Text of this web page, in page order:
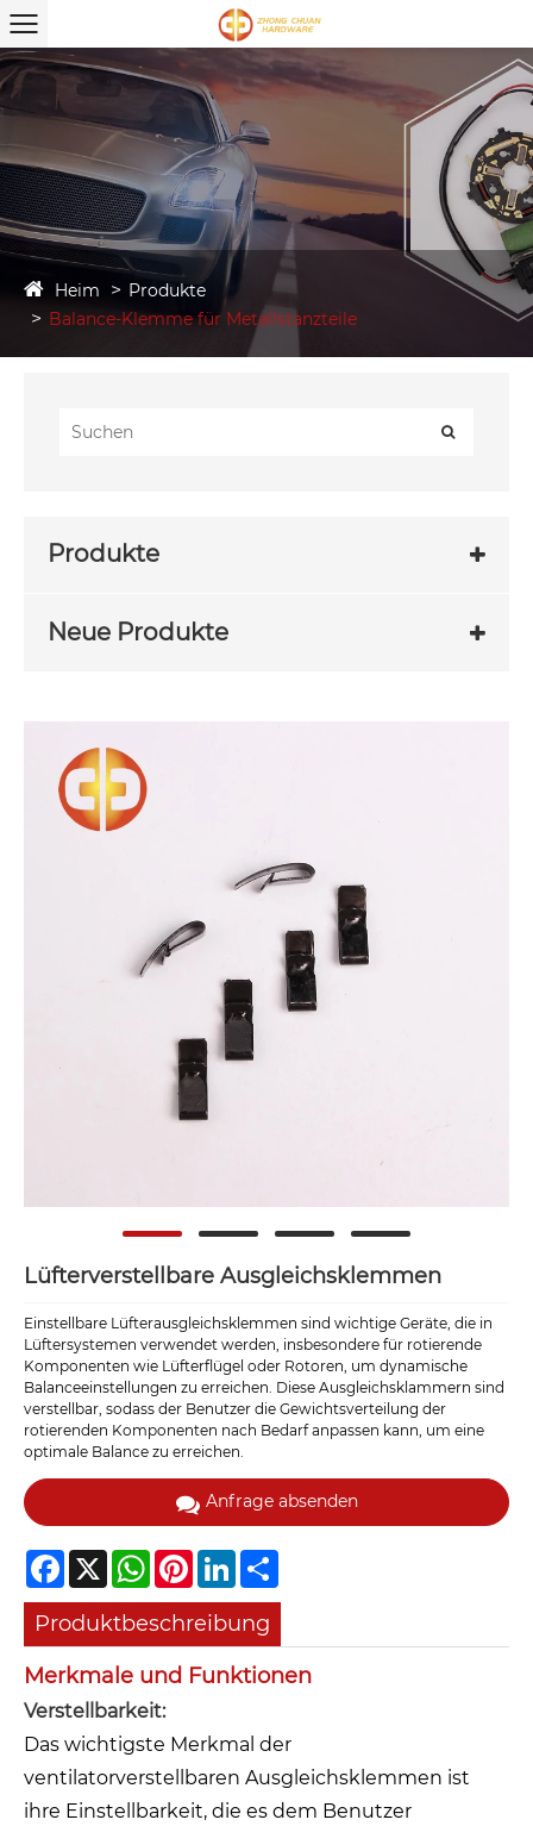
Heim
Produkte
Balance-Klemme für Metallstanzteile
Produkte
Neue Produkte
Lüfterverstellbare Ausgleichsklemmen
Einstellbare Lüfterausgleichsklemmen sind wichtige Geräte, die in
Lüftersystemen verwendet werden, insbesondere für rotierende
Komponenten wie Lüfterflügel oder Rotoren, um dynamische
Balanceeinstellungen zu erreichen. Diese Ausgleichsklammern sind
verstellbar, sodass der Benutzer die Gewichtsverteilung der
rotierenden Komponenten nach Bedarf anpassen kann, um eine
optimale Balance zu erreichen.
Anfrage absenden
Facebook
X WhatsAppPinterestLinkedIn
Produktbeschreibung
Merkmale und Funktionen
Verstellbarkeit:
Das wichtigste Merkmal der
ventilatorverstellbaren Ausgleichsklemmen ist
ihre Einstellbarkeit, die es dem Benutzer